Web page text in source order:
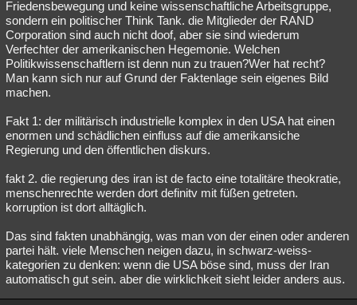
weitere Rubriken
Philosophie Träume Orte Esoterik Literatur
Astronomie Helpdesk Gruppen Gaming Filme
Übersichten
Besucht Teilgenommen Alle Neue
Lesenswert Schlüsselwörter
Friedensbewegung und keine wissenschaftliche Arbeitsgruppe,
sondern ein politischer Think Tank. die Mitglieder der RAND
Corporation sind auch nicht doof, aber sie sind wiederum
Verfechter der amerikanischen Hegemonie. Welchen
Politikwissenschaftlern ist denn nun zu trauen?Wer hat recht?
Man kann sich nur auf Grund der Faktenlage sein eigenes Bild
machen.
Fakt 1: der militärisch industrielle komplex in den USA hat einen
enormen und schädlichen einfluss auf die amerikansiche
Regierung und den öffentlichen diskurs.
fakt 2. die regierung des iran ist de facto eine totalitäre theokratie,
menschenrechte werden dort definitv mit füßen getreten.
korruption ist dort alltäglich.
Das sind fakten unabhängig, was man von der einen oder anderen
partei hält. viele Menschen neigen dazu, in schwarz-weiss-
kategorien zu denken: wenn die USA böse sind, muss der Iran
automatisch gut sein. aber die wirklichkeit sieht leider anders aus.